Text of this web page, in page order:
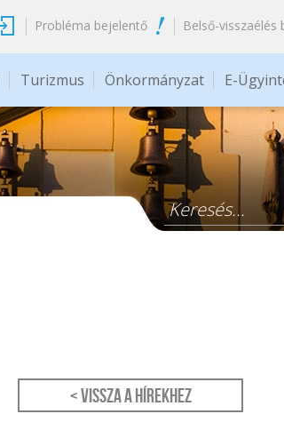
Probléma bejelentő Belső-visszaélés
Turizmus Önkormányzat E-
Keresés űrlap
< Vissza a hírekhez